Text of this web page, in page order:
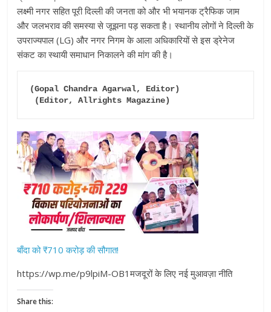
लक्ष्मी नगर सहित पूरी दिल्ली की जनता को और भी भयानक ट्रैफिक जाम
और जलभराव की समस्या से जूझना पड़ सकता है। स्थानीय लोगों ने दिल्ली के
उपराज्यपाल (LG) और नगर निगम के आला अधिकारियों से इस ड्रेनेज
संकट का स्थायी समाधान निकालने की मांग की है।
(Gopal Chandra Agarwal, Editor)
(Editor, Allrights Magazine)
बाँदा को ₹710 करोड़ की सौगात!
https://wp.me/p9lpiM-OB1मजदूरों के लिए नई मुआवज़ा नीति
Share this: